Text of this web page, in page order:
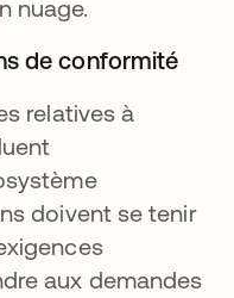
nuage.
de conformité
relatives à
doivent se tenir
aux demandes